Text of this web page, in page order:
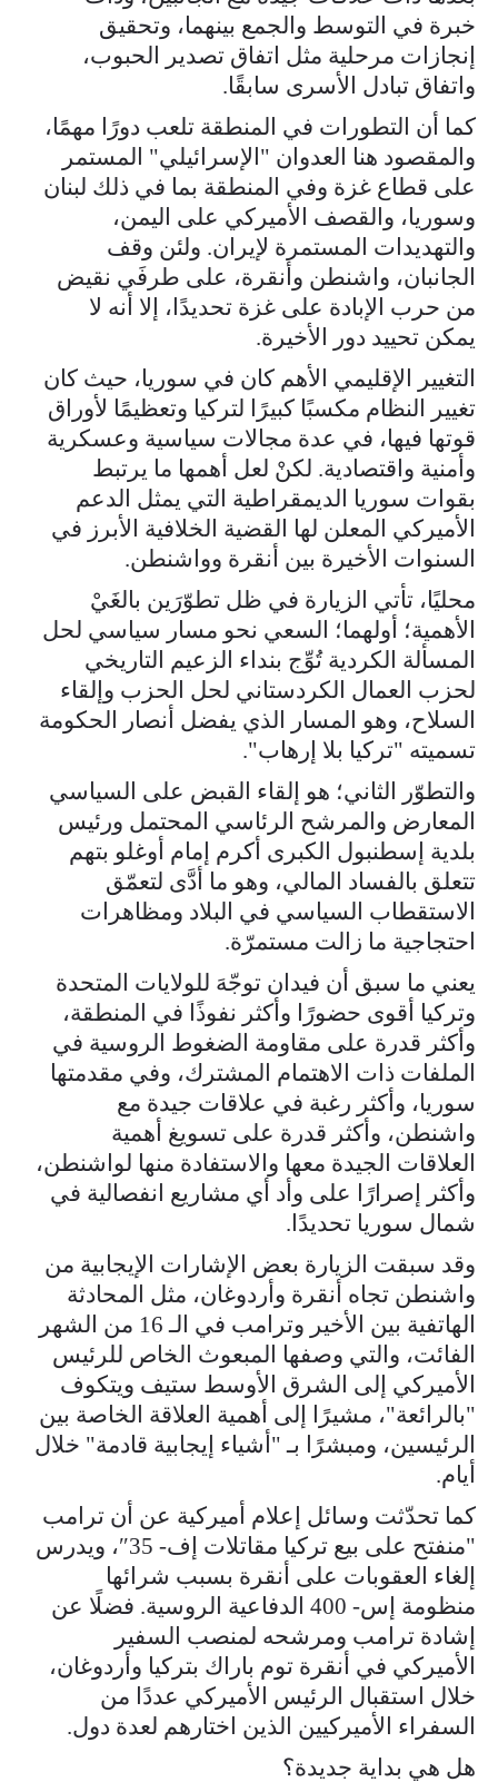
خبرة في التوسط والجمع بينهما، وتحقيق
إنجازات مرحلية مثل اتفاق تصدير الحبوب،
واتفاق تبادل الأسرى سابقًا.
كما أن التطورات في المنطقة تلعب دورًا مهمًا،
والمقصود هنا العدوان "الإسرائيلي" المستمر
على قطاع غزة وفي المنطقة بما في ذلك لبنان
وسوريا، والقصف الأميركي على اليمن،
والتهديدات المستمرة لإيران. ولئن وقف
الجانبان، واشنطن وأنقرة، على طرفَي نقيض
من حرب الإبادة على غزة تحديدًا، إلا أنه لا
يمكن تحييد دور الأخيرة.
التغيير الإقليمي الأهم كان في سوريا، حيث كان
تغيير النظام مكسبًا كبيرًا لتركيا وتعظيمًا لأوراق
قوتها فيها، في عدة مجالات سياسية وعسكرية
وأمنية واقتصادية. لكنْ لعل أهمها ما يرتبط
بقوات سوريا الديمقراطية التي يمثل الدعم
الأميركي المعلن لها القضية الخلافية الأبرز في
السنوات الأخيرة بين أنقرة وواشنطن.
محليًا، تأتي الزيارة في ظل تطوّرَين بالغَيْ
الأهمية؛ أولهما؛ السعي نحو مسار سياسي لحل
المسألة الكردية تُوِّج بنداء الزعيم التاريخي
لحزب العمال الكردستاني لحل الحزب وإلقاء
السلاح، وهو المسار الذي يفضل أنصار الحكومة
تسميته "تركيا بلا إرهاب".
والتطوّر الثاني؛ هو إلقاء القبض على السياسي
المعارض والمرشح الرئاسي المحتمل ورئيس
بلدية إسطنبول الكبرى أكرم إمام أوغلو بتهم
تتعلق بالفساد المالي، وهو ما أدَّى لتعمّق
الاستقطاب السياسي في البلاد ومظاهرات
احتجاجية ما زالت مستمرّة.
يعني ما سبق أن فيدان توجّهَ للولايات المتحدة
وتركيا أقوى حضورًا وأكثر نفوذًا في المنطقة،
وأكثر قدرة على مقاومة الضغوط الروسية في
الملفات ذات الاهتمام المشترك، وفي مقدمتها
سوريا، وأكثر رغبة في علاقات جيدة مع
واشنطن، وأكثر قدرة على تسويغ أهمية
العلاقات الجيدة معها والاستفادة منها لواشنطن،
وأكثر إصرارًا على وأد أي مشاريع انفصالية في
شمال سوريا تحديدًا.
وقد سبقت الزيارة بعض الإشارات الإيجابية من
واشنطن تجاه أنقرة وأردوغان، مثل المحادثة
الهاتفية بين الأخير وترامب في الـ 16 من الشهر
الفائت، والتي وصفها المبعوث الخاص للرئيس
الأميركي إلى الشرق الأوسط ستيف ويتكوف
"بالرائعة"، مشيرًا إلى أهمية العلاقة الخاصة بين
الرئيسين، ومبشرًا بـ "أشياء إيجابية قادمة" خلال
أيام.
كما تحدّثت وسائل إعلام أميركية عن أن ترامب
"منفتح على بيع تركيا مقاتلات إف- 35″، ويدرس
إلغاء العقوبات على أنقرة بسبب شرائها
منظومة إس- 400 الدفاعية الروسية. فضلًا عن
إشادة ترامب ومرشحه لمنصب السفير
الأميركي في أنقرة توم باراك بتركيا وأردوغان،
خلال استقبال الرئيس الأميركي عددًا من
السفراء الأميركيين الذين اختارهم لعدة دول.
هل هي بداية جديدة؟